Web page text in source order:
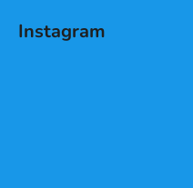
Instagram